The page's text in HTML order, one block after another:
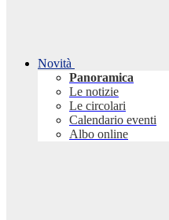
Novità
Panoramica
Le notizie
Le circolari
Calendario eventi
Albo online